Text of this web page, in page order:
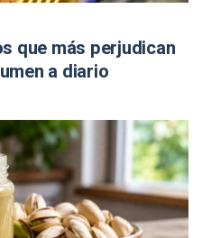
que más perjudican
a diario